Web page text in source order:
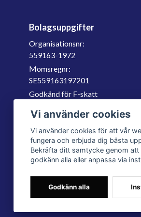
Bolagsuppgifter
Organisationsnr:
559163-1972
Momsregnr:
SE559163197201
Godkänd för F-skatt
info@filter.se
Vi använder cookies
Vi använder cookies för att vår
fungera och erbjuda dig bästa
Bekräfta ditt samtycke genom att
godkänn alla eller anpassa via
Godkänn alla